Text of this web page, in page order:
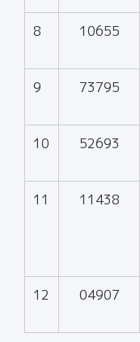
8 10655
9 73795
10 52693
11 11438
12 04907